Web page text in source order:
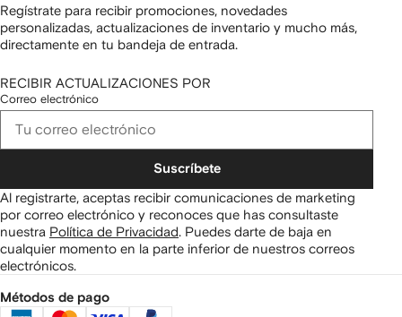
Regístrate para recibir promociones, novedades
personalizadas, actualizaciones de inventario y mucho más,
directamente en tu bandeja de entrada.
RECIBIR ACTUALIZACIONES POR
Correo electrónico
Suscríbete
Al registrarte, aceptas recibir comunicaciones de marketing
por correo electrónico y reconoces que has consultaste
nuestra Política de Privacidad Puedes darte de baja en
cualquier momento en la parte inferior de nuestros correos
electrónicos.
Métodos de pago